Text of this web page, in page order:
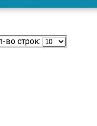
Елбасы Жолдауы
Сыбайлас жемқорлыққа
во строк: